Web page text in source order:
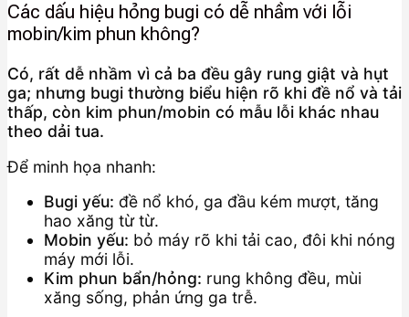
Các dấu hiệu hỏng bugi có dễ nhầm với lỗi
mobin/kim phun không?
Có, rất dễ nhầm vì cả ba đều gây rung giật và hụt
ga; nhưng bugi thường biểu hiện rõ khi đề nổ và tải
thấp, còn kim phun/mobin có mẫu lỗi khác nhau
theo dải tua.
Để minh họa nhanh:
Bugi yếu: đề nổ khó, ga đầu kém mượt, tăng
hao xăng từ từ.
Mobin yếu: bỏ máy rõ khi tải cao, đôi khi nóng
máy mới lỗi.
Kim phun bẩn/hỏng: rung không đều, mùi
xăng sống, phản ứng ga trễ.